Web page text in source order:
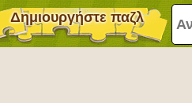
Δημιουργήστε παζλ